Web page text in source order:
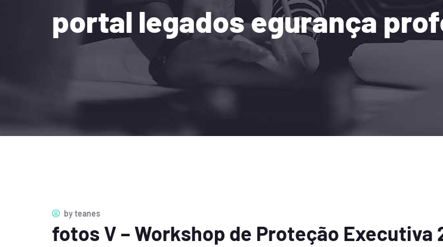
portal legados egurança
byteanes
fotos V – Workshop de Proteção